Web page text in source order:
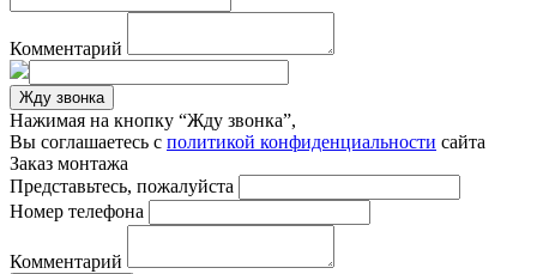
Комментарий
Жду звонка
Нажимая на кнопку “Жду звонка”,
Вы соглашаетесь с политикой конфиденциальности сайта
Заказ монтажа
Представьтесь, пожалуйста
Номер телефона
Комментарий